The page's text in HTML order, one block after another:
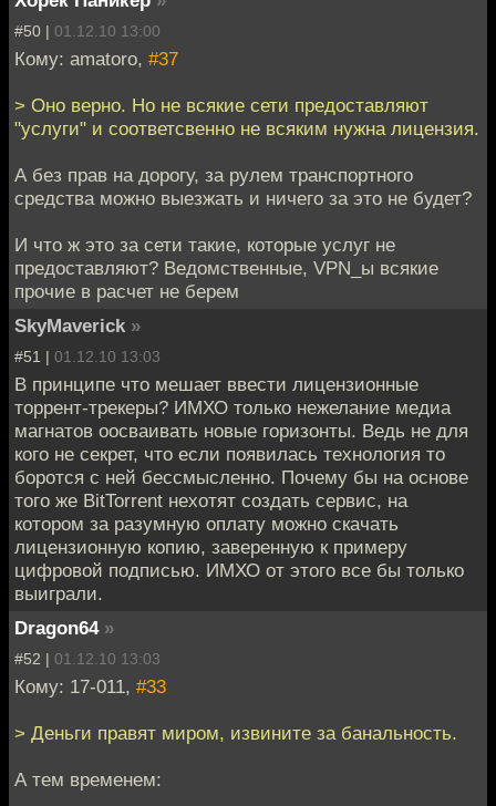
#50 | 01.12.10 13:00
Кому: amatoro, #37
> Оно верно. Но не всякие сети предоставляют
"услуги" и соответсвенно не всяким нужна лицензия.
А без прав на дорогу, за рулем транспортного
средства можно выезжать и ничего за это не будет?
И что ж это за сети такие, которые услуг не
предоставляют? Ведомственные, VPN_ы всякие
прочие в расчет не берем
SkyMaverick »
#51 | 01.12.10 13:03
В принципе что мешает ввести лицензионные
торрент-трекеры? ИМХО только нежелание медиа
магнатов оосваивать новые горизонты. Ведь не для
кого не секрет, что если появилась технология то
боротся с ней бессмысленно. Почему бы на основе
того же BitTorrent нехотят создать сервис, на
котором за разумную оплату можно скачать
лицензионную копию, заверенную к примеру
цифровой подписью. ИМХО от этого все бы только
выиграли.
Dragon64 »
#52 | 01.12.10 13:03
Кому: 17-011, #33
> Деньги правят миром, извините за банальность.
А тем временем: